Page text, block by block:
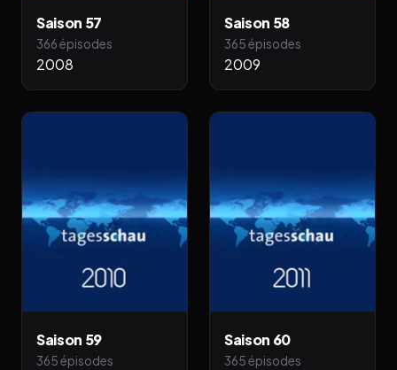
Saison 57
366 épisodes
2008
Saison 58
365 épisodes
2009
Saison 59
365 épisodes
Saison 60
365 épisodes